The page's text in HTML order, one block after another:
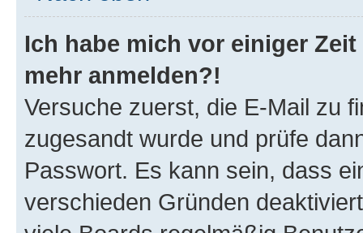
Ich habe mich vor einiger
mehr anmelden?!
Versuche zuerst, die E-Mail zu
zugesandt wurde und prüfe
Passwort. Es kann sein, dass
verschieden Gründen